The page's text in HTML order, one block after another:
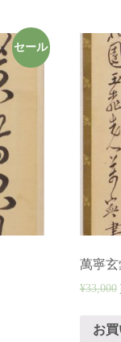
セール
萬寧
¥33,000
お